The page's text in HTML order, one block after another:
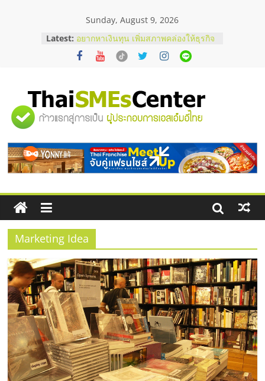
Sunday, August 9, 2026
Latest: อยากหาเงินทุน เพิ่มสภาพคล่องให้ธุรกิจ
เริ่มยังไงให้ผ่านฉลุย
สัมมนาออนไลน์ โอกาสบริหารสถานี
ThaiFranchise Meet Up จับคู่แฟรน
ไชส์ ครั้งที่ 8
ร้านเครื่องเสียงคุณภาพสูง พร้อม
บริษัท Cybersecurity ในไทยที่ไหนดี?
วิธีเลือกผู้ให้บริการให้คุ้มค่าและตอบ
โจทย์ธุรกิจ
"ศูนย์
รวม
ข้อมูล
ธุรกิจ
SME
แห่ง
ประเทศไทย,
ThaiSMEsCenter,
Marketing Idea